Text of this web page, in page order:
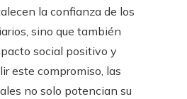
la confianza de los
sino que también
social positivo y
este compromiso, las
no solo potencian su